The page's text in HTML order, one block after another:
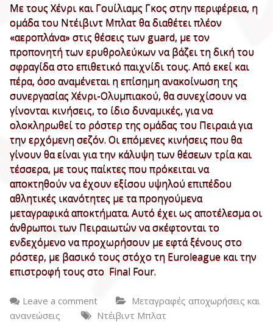
Με τους Χένρι και Γουίλιαμς Γκος στην περιφέρεια, η
ομάδα του Ντέιβιντ Μπλατ θα διαθέτει πλέον
«αεροπλάνα» στις θέσεις των guard, με τον
προπονητή των ερυθρολεύκων να βάζει τη δική του
σφραγίδα στο επιθετικό παιχνίδι τους. Από εκεί και
πέρα, όσο αναμένεται η επίσημη ανακοίνωση της
συνεργασίας Χένρι-Ολυμπιακού, θα συνεχίσουν να
γίνονται κινήσεις, το ίδιο δυναμικές, για να
ολοκληρωθεί το ρόστερ της ομάδας του Πειραιά για
την ερχόμενη σεζόν. Οι επόμενες κινήσεις που θα
γίνουν θα είναι για την κάλυψη των θέσεων τρία και
τέσσερα, με τους παίκτες που πρόκειται να
αποκτηθούν να έχουν εξίσου υψηλού επιπέδου
αθλητικές ικανότητες με τα προηγούμενα
μεταγραφικά αποκτήματα. Αυτό έχει ως αποτέλεσμα οι
άνθρωποι των Πειραιωτών να σκέφτονται το
ενδεχόμενο να προχωρήσουν με εφτά ξένους στο
ρόστερ, με βασικό τους στόχο τη Euroleague και την
επιστροφή τους στο Final Four.
Leave a comment
Μεταγραφές αποχωρήσεις και
ανανεώσεις
Ντέιβιντ Μπλατ